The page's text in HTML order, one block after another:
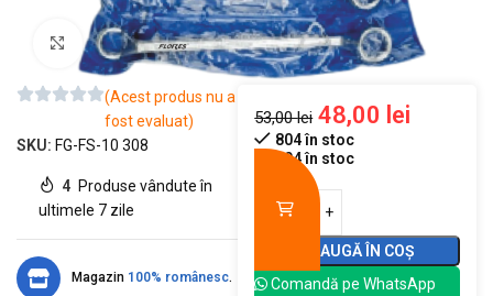
Mărește imaginea
(Acest produs nu a
fost evaluat)
SKU: FG-FS-10 308
4 Produse vândute în
ultimele 7 zile
Magazin 100% românesc.
53,00lei 48,00 lei
804 în stoc
804 în stoc
ADAUGĂ ÎN COȘ
Comandă pe WhatsApp